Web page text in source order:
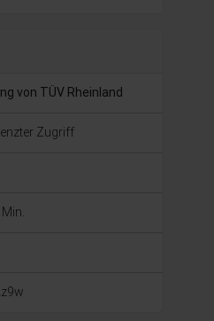
von TÜV Rheinland
Zugriff